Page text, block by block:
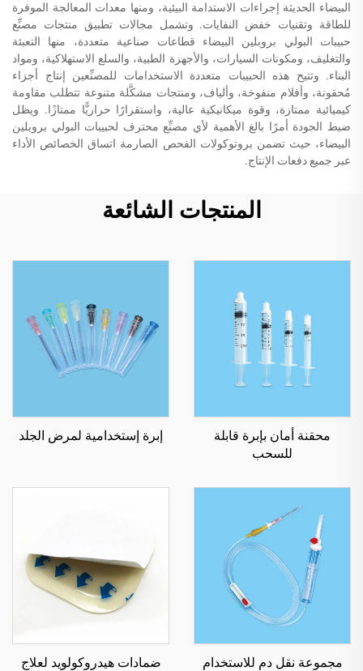
البيضاء الحديثة إجراءات الاستدامة البيئية، ومنها معدات المعالجة الموفرة
للطاقة وتقنيات خفض النفايات. وتشمل مجالات تطبيق منتجات مصنِّع
حبيبات البولي بروبلين البيضاء قطاعات صناعية متعددة، منها التعبئة
والتغليف، ومكونات السيارات، والأجهزة الطبية، والسلع الاستهلاكية، ومواد
البناء. وتتيح هذه الحبيبات متعددة الاستخدامات للمصنِّعين إنتاج أجزاء
مُحقونة، وأفلام منفوخة، وألياف، ومنتجات مشكَّلة متنوعة تتطلب مقاومة
كيميائية ممتازة، وقوة ميكانيكية عالية، واستقرارًا حراريًّا ممتازًا. ويظل
ضبط الجودة أمرًا بالغ الأهمية لأي مصنِّع محترف لحبيبات البولي بروبلين
البيضاء، حيث تضمن بروتوكولات الفحص الصارمة اتساق الخصائص الأداء
عبر جميع دفعات الإنتاج.
المنتجات الشائعة
محقنة أمان بإبرة قابلة
للسحب
إبرة إستخدامية لمرض الجلد
مجموعة نقل دم للاستخدام
ضمادات هيدروكولويد لعلاج